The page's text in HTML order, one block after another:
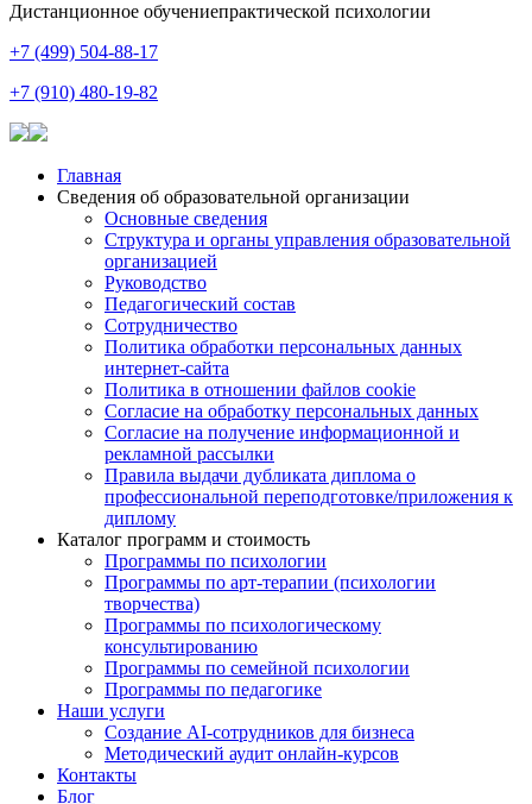
Дистанционное обучениепрактической психологии
+7 (499) 504-88-17
+7 (910) 480-19-82
Главная
Сведения об образовательной организации
Основные сведения
Структура и органы управления образовательной
организацией
Руководство
Педагогический состав
Сотрудничество
Политика обработки персональных данных
интернет-сайта
Политика в отношении файлов cookie
Согласие на обработку персональных данных
Согласие на получение информационной и
рекламной рассылки
Правила выдачи дубликата диплома о
профессиональной переподготовке/приложения к
диплому
Каталог программ и стоимость
Программы по психологии
Программы по арт-терапии (психологии
творчества)
Программы по психологическому
консультированию
Программы по семейной психологии
Программы по педагогике
Наши услуги
Создание AI-сотрудников для бизнеса
Методический аудит онлайн-курсов
Контакты
Блог